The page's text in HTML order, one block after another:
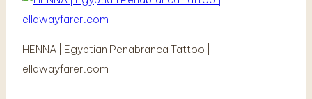
HENNA | Egyptian Penabranca Tattoo |
ellawayfarer.com